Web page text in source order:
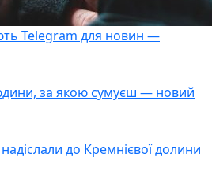
Telegram для новин —
за якою сумуєш — новий
до Кремнієвої долини